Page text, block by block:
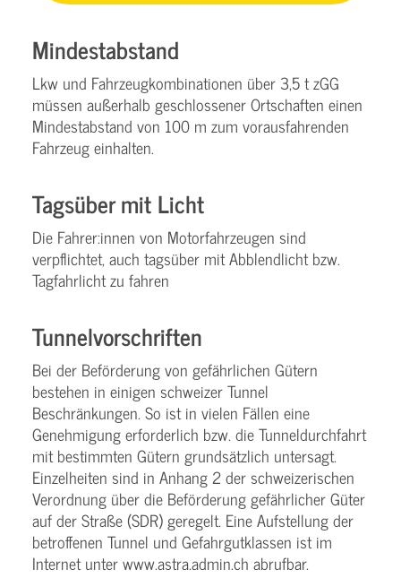
Mindestabstand
Lkw und Fahrzeugkombinationen über 3,5 t zGG
müssen außerhalb geschlossener Ortschaften einen
Mindestabstand von 100 m zum vorausfahrenden
Fahrzeug einhalten.
Tagsüber mit Licht
Die Fahrer:innen von Motorfahrzeugen sind
verpflichtet, auch tagsüber mit Abblendlicht bzw.
Tagfahrlicht zu fahren
Tunnelvorschriften
Bei der Beförderung von gefährlichen Gütern
bestehen in einigen schweizer Tunnel
Beschränkungen. So ist in vielen Fällen eine
Genehmigung erforderlich bzw. die Tunneldurchfahrt
mit bestimmten Gütern grundsätzlich untersagt.
Einzelheiten sind in Anhang 2 der schweizerischen
Verordnung über die Beförderung gefährlicher Güter
auf der Straße (SDR) geregelt. Eine Aufstellung der
betroffenen Tunnel und Gefahrgutklassen ist im
Internet unter www.astra.admin.ch abrufbar.